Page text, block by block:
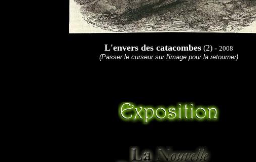
L'envers des catacombes (2) - 2008
(Passer le curseur sur l'image pour la retourner)